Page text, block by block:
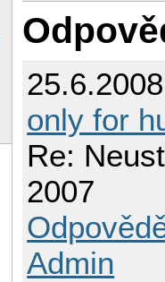
only for
Re:
2007
Admin